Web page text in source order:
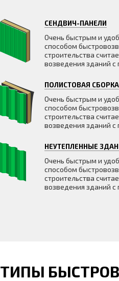
СЕНДВИЧ-ПАНЕЛИ
Очень быстрым и
способом
строительства
возведения зданий
ПОЛИСТОВАЯ СБОРКА
Очень быстрым и
способом
строительства
возведения зданий
НЕУТЕПЛЕННЫЕ
Очень быстрым и
способом
строительства
возведения зданий
ТИПЫ